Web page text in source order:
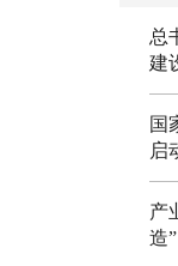
总
建
国
启
产
造